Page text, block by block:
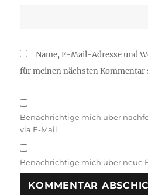
Name, E-Mail-Adresse und
für meinen nächsten Kommentar
Benachrichtige mich über
via E-Mail.
Benachrichtige mich über neue